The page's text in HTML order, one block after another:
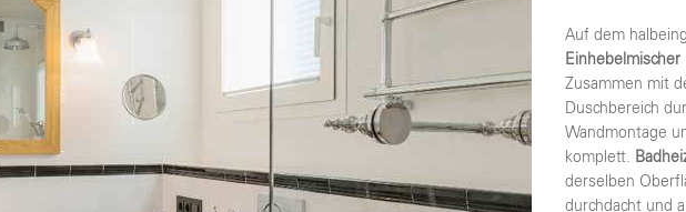
Auf dem
Zusammen mit
Duschbereich
Wandmontage
komplett.
derselben
durchdacht und